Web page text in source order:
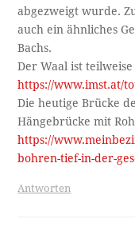
abgezweigt wurde.
auch ein ähnliches
Bachs.
Der Waal ist
https://www.imst.at/
Die heutige Brücke
Hängebrücke mit
https://
bohren-tief-in-der-
Antworten